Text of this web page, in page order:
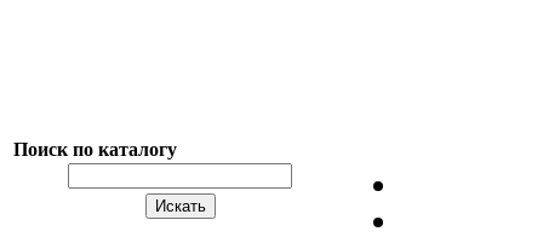
Поиск по каталогу